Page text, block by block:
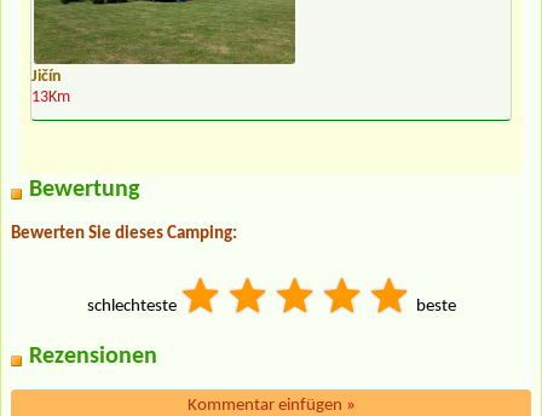
Jičín
13Km
Bewertung
Bewerten Sie dieses Camping:
schlechteste beste
Rezensionen
Kommentar einfügen »